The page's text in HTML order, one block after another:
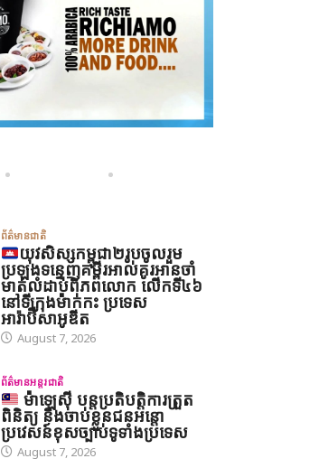
ព័ត៌មានជាតិ
យុវសិស្សកម្ពុជា២រូបចូលរួម
ប្រឡងទន្ទេញគម្ពីរអាល់គូរអានចាំ
មាត់លំដាប់ពិភពលោក លើកទី៤៦
នៅទីក្រុងម៉ាក់កះ ប្រទេស
អារ៉ាប៊ីសាអូឌីត
August 7, 2026
ព័ត៌មានអន្តរជាតិ
ម៉ាឡេស៊ី បន្តប្រតិបត្តិការត្រួត
ពិនិត្យ និងចាប់ខ្លួនជនអន្តោ
ប្រវេសន៍ខុសច្បាប់ទូទាំងប្រទេស
August 7, 2026